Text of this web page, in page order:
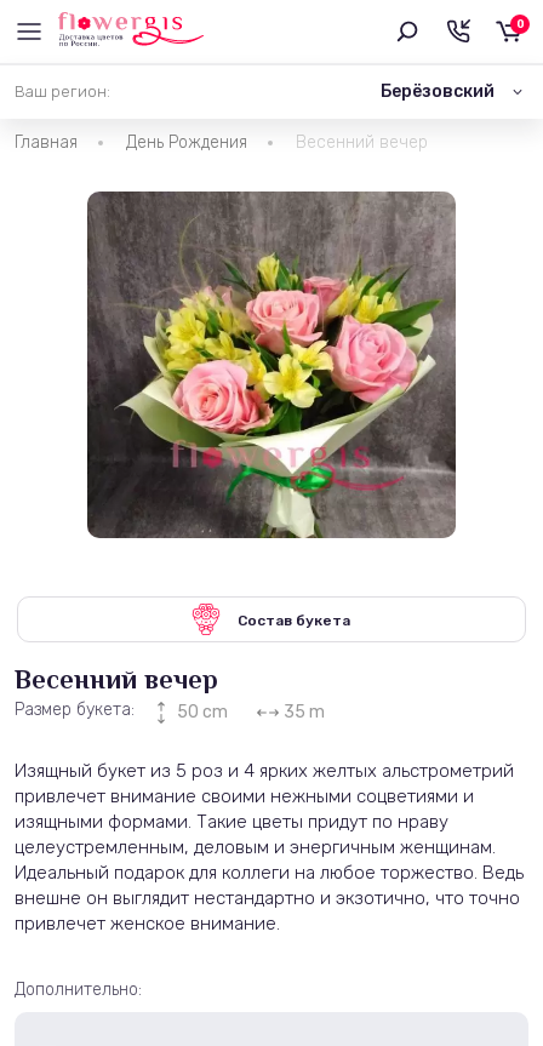
Ваш регион: Берёзовский
0
Главная День Рождения Весенний вечер
Состав букета
Весенний вечер
Размер букета: 50 cm 35 m
Изящный букет из 5 роз и 4 ярких желтых альстрометрий
привлечет внимание своими нежными соцветиями и
изящными формами. Такие цветы придут по нраву
целеустремленным, деловым и энергичным женщинам.
Идеальный подарок для коллеги на любое торжество. Ведь
внешне он выглядит нестандартно и экзотично, что точно
привлечет женское внимание.
Дополнительно: